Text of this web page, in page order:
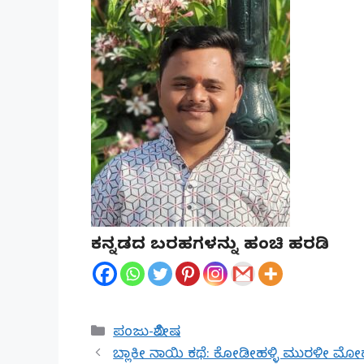
ಕನ್ನಡದ ಬರಹಗಳನ್ನು ಹಂಚಿ ಹರಡಿ
Categories
ಪಂಜು-ವಿಶೇಷ
ಬ್ಲಾಕೀ ನಾಯಿ ಕಥೆ: ಕೋಡೀಹಳ್ಳಿ ಮುರಳೀ